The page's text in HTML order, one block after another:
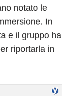
notato le
In
e il gruppo ha
riportarla in